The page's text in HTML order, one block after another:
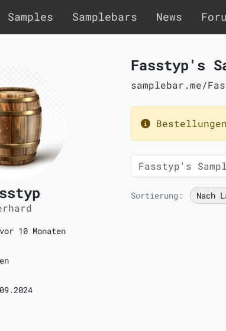
Samples Samplebars News
10 Monaten
Fasstyp's
samplebar.me/
Sortierung: Nach